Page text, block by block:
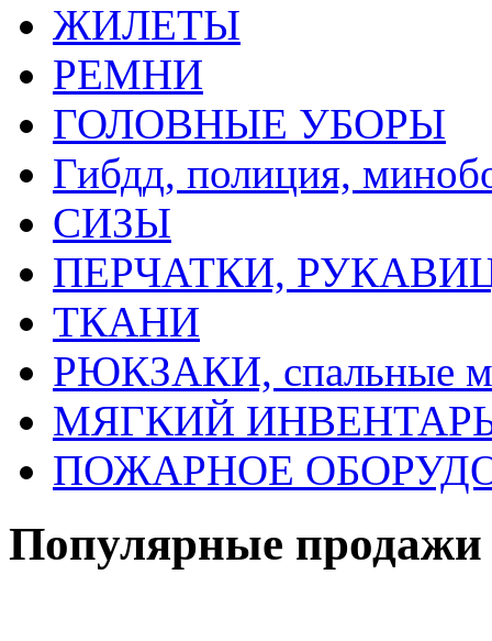
ЖИЛЕТЫ
РЕМНИ
ГОЛОВНЫЕ УБОРЫ
Гибдд, полиция,
СИЗЫ
ПЕРЧАТКИ,
ТКАНИ
РЮКЗАКИ, спальные
МЯГКИЙ ИНВЕНТАРЬ,
ПОЖАРНОЕ
Популярные продажи